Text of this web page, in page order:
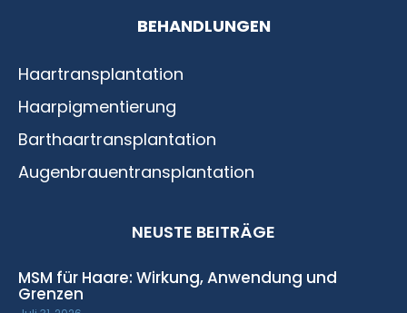
BEHANDLUNGEN
Haartransplantation
Haarpigmentierung
Barthaartransplantation
Augenbrauentransplantation
NEUSTE BEITRÄGE
MSM für Haare: Wirkung, Anwendung und
Grenzen